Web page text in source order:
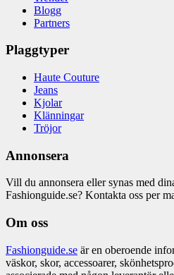
Blogg
Partners
Plaggtyper
Haute Couture
Jeans
Kjolar
Klänningar
Tröjor
Annonsera
Vill du annonsera eller synas med
Fashionguide.se? Kontakta oss per
Om oss
Fashionguide.se är en oberoende
väskor, skor, accessoarer,